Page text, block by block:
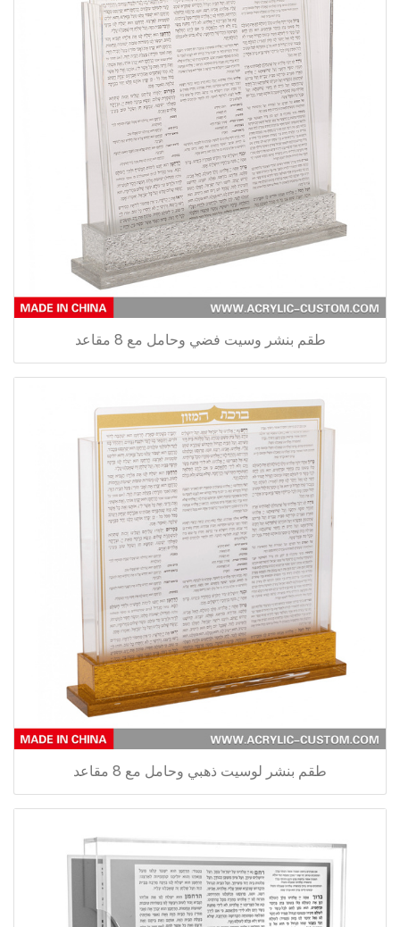
طقم بنشر وسيت فضي وحامل مع 8 مقاعد
طقم بنشر لوسيت ذهبي وحامل مع 8 مقاعد